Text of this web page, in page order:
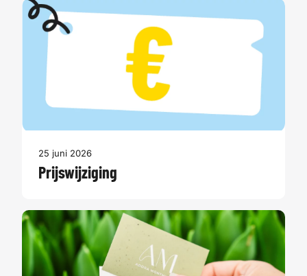
25 juni 2026
Prijswijziging